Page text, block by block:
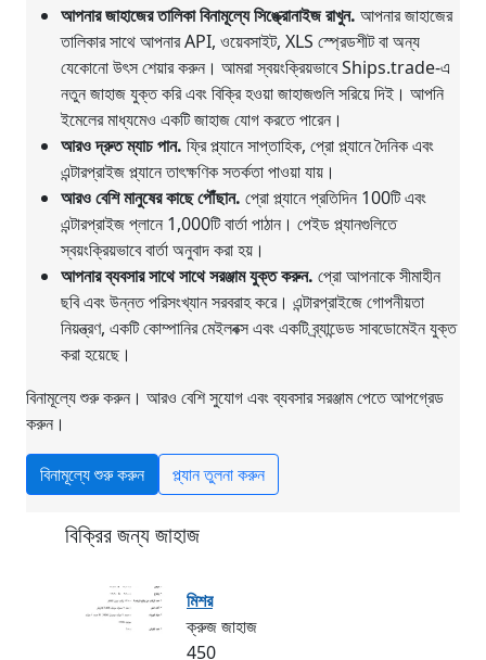
আপনার জাহাজের তালিকা বিনামূল্যে সিঙ্ক্রোনাইজ রাখুন. আপনার জাহাজের
তালিকার সাথে আপনার API, ওয়েবসাইট, XLS স্প্রেডশীট বা অন্য
যেকোনো উৎস শেয়ার করুন। আমরা স্বয়ংক্রিয়ভাবে Ships.trade-এ
নতুন জাহাজ যুক্ত করি এবং বিক্রি হওয়া জাহাজগুলি সরিয়ে দিই। আপনি
ইমেলের মাধ্যমেও একটি জাহাজ যোগ করতে পারেন।
আরও দ্রুত ম্যাচ পান. ফ্রি প্ল্যানে সাপ্তাহিক, প্রো প্ল্যানে দৈনিক এবং
এন্টারপ্রাইজ প্ল্যানে তাৎক্ষণিক সতর্কতা পাওয়া যায়।
আরও বেশি মানুষের কাছে পৌঁছান. প্রো প্ল্যানে প্রতিদিন 100টি এবং
এন্টারপ্রাইজ প্লানে 1,000টি বার্তা পাঠান। পেইড প্ল্যানগুলিতে
স্বয়ংক্রিয়ভাবে বার্তা অনুবাদ করা হয়।
আপনার ব্যবসার সাথে সাথে সরঞ্জাম যুক্ত করুন. প্রো আপনাকে সীমাহীন
ছবি এবং উন্নত পরিসংখ্যান সরবরাহ করে। এন্টারপ্রাইজে গোপনীয়তা
নিয়ন্ত্রণ, একটি কোম্পানির মেইলবক্স এবং একটি ব্র্যান্ডেড সাবডোমেইন যুক্ত
করা হয়েছে।
বিনামূল্যে শুরু করুন। আরও বেশি সুযোগ এবং ব্যবসার সরঞ্জাম পেতে আপগ্রেড
করুন।
বিনামূল্যে শুরু করুন প্ল্যান তুলনা করুন
বিক্রির জন্য জাহাজ
মিশর
ক্রুজ জাহাজ
450